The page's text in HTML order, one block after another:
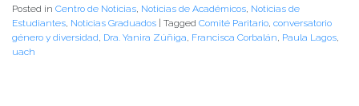
Posted in Centro de Noticias, Noticias de Académicos, Noticias de
Estudiantes, Noticias Graduados Tagged Comité Paritario, conversatorio
género y diversidad, Dra. Yanira Zúñiga, Francisca Corbalán, Paula Lagos,
uach